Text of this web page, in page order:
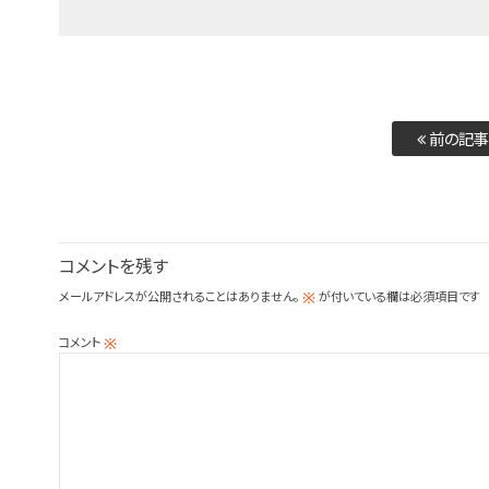
前の記事
コメントを残す
メールアドレスが公開されることはありません。 ※が付いている欄は必須項目です
コメント※